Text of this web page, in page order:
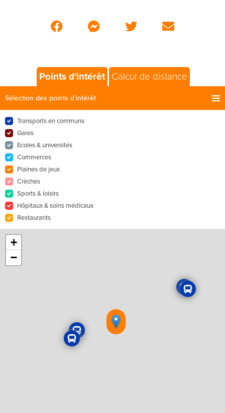
Points d'intérêt Calcul de distance
Sélection des points d'intérêt
Transports en communs
Gares
Ecoles & universités
Commerces
Plaines de jeux
Crèches
Sports & loisirs
Hôpitaux & soins médicaux
Restaurants
+
−